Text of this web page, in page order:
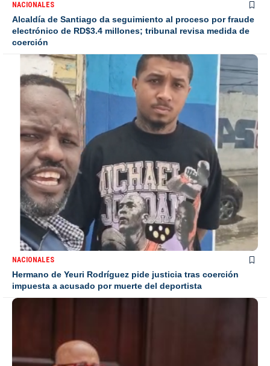
NACIONALES
Alcaldía de Santiago da seguimiento al proceso por fraude
electrónico de RD$3.4 millones; tribunal revisa medida de
coerción
NACIONALES
Hermano de Yeuri Rodríguez pide justicia tras coerción
impuesta a acusado por muerte del deportista